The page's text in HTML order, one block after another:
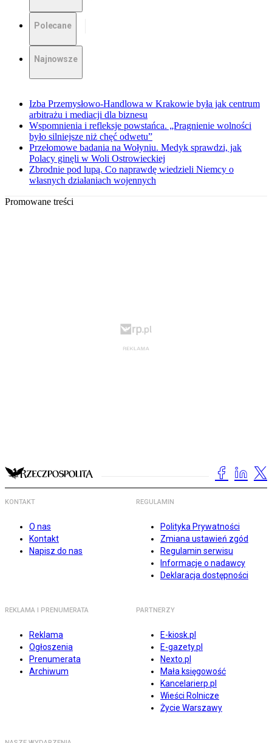
Polecane
Najnowsze
Izba Przemysłowo-Handlowa w Krakowie była jak centrum
arbitrażu i mediacji dla biznesu
Wspomnienia i refleksje powstańca. „Pragnienie wolności
było silniejsze niż chęć odwetu”
Przełomowe badania na Wołyniu. Medyk sprawdzi, jak
Polacy ginęli w Woli Ostrowieckiej
Zbrodnie pod lupą. Co naprawdę wiedzieli Niemcy o
własnych działaniach wojennych
Promowane treści
KONTAKT
O nas
Kontakt
Napisz do nas
REGULAMIN
Polityka Prywatności
Zmiana ustawień zgód
Regulamin serwisu
Informacje o nadawcy
Deklaracja dostępności
REKLAMA I PRENUMERATA
Reklama
Ogłoszenia
Prenumerata
Archiwum
PARTNERZY
E-kiosk.pl
E-gazety.pl
Nexto.pl
Mała księgowość
Kancelarierp.pl
Wieści Rolnicze
Życie Warszawy